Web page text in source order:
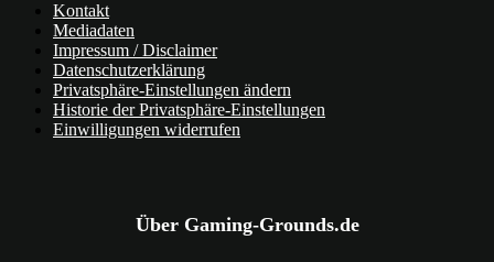
Kontakt
Mediadaten
Impressum / Disclaimer
Datenschutzerklärung
Privatsphäre-Einstellungen ändern
Historie der Privatsphäre-Einstellungen
Einwilligungen widerrufen
Über Gaming-Grounds.de